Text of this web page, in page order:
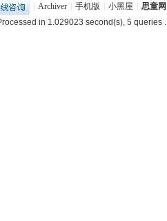
Archiver 手机版 小黑屋
思童网
in 1.029023 second(s), 5 queries .